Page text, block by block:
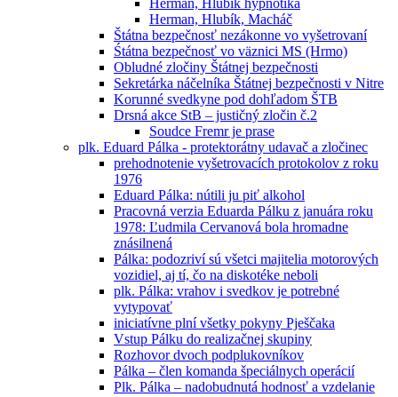
Herman, Hlubík, Macháč
Štátna bezpečnosť nezákonne vo vyšetrovaní
Śtátna bezpečnosť vo väznici MS (Hrmo)
Obludné zločiny Štátnej bezpečnosti
Sekretárka náčelníka Štátnej bezpečnosti v Nitre
Korunné svedkyne pod dohľadom ŠTB
Drsná akce StB – justičný zločin č.2
Soudce Fremr je prase
plk. Eduard Pálka - protektorátny udavač a zločinec
prehodnotenie vyšetrovacích protokolov z roku
1976
Eduard Pálka: nútili ju piť alkohol
Pracovná verzia Eduarda Pálku z januára roku
1978: Ľudmila Cervanová bola hromadne
znásilnená
Pálka: podozriví sú všetci majitelia motorových
vozidiel, aj tí, čo na diskotéke neboli
plk. Pálka: vrahov i svedkov je potrebné
vytypovať
iniciatívne plní všetky pokyny Pješčaka
Vstup Pálku do realizačnej skupiny
Rozhovor dvoch podplukovníkov
Pálka – člen komanda špeciálnych operácií
Plk. Pálka – nadobudnutá hodnosť a vzdelanie